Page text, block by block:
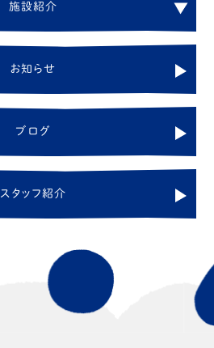
施設紹介
お知 らせ
ブ ロ グ
ス タ ッ フ紹介